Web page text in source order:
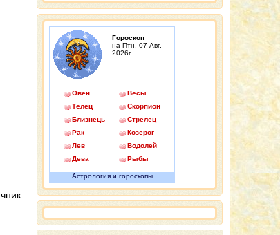
Гороскоп
на Птн, 07 Авг,
2026г
Овен
Телец
Близнецы
Рак
Лев
Дева
Весы
Скорпион
Стрелец
Козерог
Водолей
Рыбы
Астрология и гороскопы